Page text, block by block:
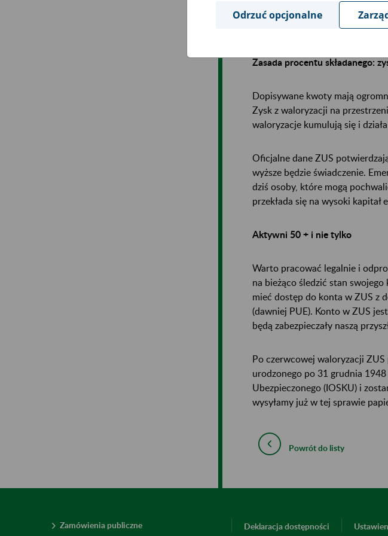
nominalnego produktu
waloryzacji. Podobnie jak przy
Zasada procentu składanego:
Dopisywane kwoty mają
Zysk z waloryzacji na
waloryzacje kumulują się i
Oficjalne dane ZUS
wyższe będzie świadczenie.
dziś osoby, które mogą
przekłada się na wysoki kapitał
Aktywni 50 + i nie tylko
Warto pracować legalnie i
na bieżąco śledzić stan
mieć dostęp do konta w ZUS z
(dawniej PUE). Konto w ZUS
będą zabezpieczały naszą
Po czerwcowej waloryzacji
urodzonego po 31 grudnia
Ubezpieczonego (IOSKU) i
wysyłamy już w tej sprawie
Powrót do listy
Zamówienia publiczne Deklaracja dostępności
Odrzuć opcjonalne